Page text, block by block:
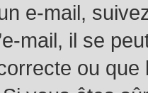
e-mail,
mail, il se
ou que